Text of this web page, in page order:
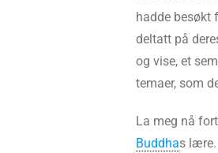
hadde besøkt
deltatt på
og vise, et
temaer, som
La meg nå
Buddhas lære.